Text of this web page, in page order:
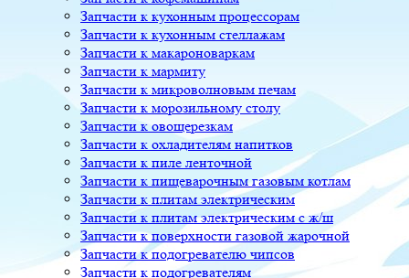
Запчасти к кухонным процессорам
Запчасти к кухонным стеллажам
Запчасти к макароноваркам
Запчасти к мармиту
Запчасти к микроволновым печам
Запчасти к морозильному столу
Запчасти к овощерезкам
Запчасти к охладителям напитков
Запчасти к пиле ленточной
Запчасти к пищеварочным газовым котлам
Запчасти к плитам электрическим
Запчасти к плитам электрическим с ж/ш
Запчасти к поверхности газовой жарочной
Запчасти к подогревателю чипсов
Запчасти к подогревателям